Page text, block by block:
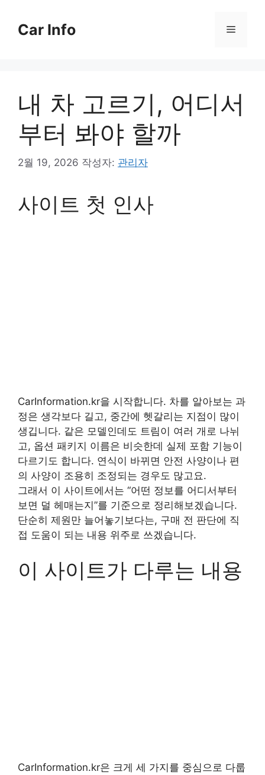
Car Info 메
내 차 고르기, 어디서
부터 봐야 할까
2월 19, 2026 작성자: 관리자
사이트 첫 인사
CarInformation.kr을 시작합니다. 차를 알아보는 과
정은 생각보다 길고, 중간에 헷갈리는 지점이 많이
생깁니다. 같은 모델인데도 트림이 여러 개로 나뉘
고, 옵션 패키지 이름은 비슷한데 실제 포함 기능이
다르기도 합니다. 연식이 바뀌면 안전 사양이나 편
의 사양이 조용히 조정되는 경우도 많고요.
그래서 이 사이트에서는 “어떤 정보를 어디서부터
보면 덜 헤매는지”를 기준으로 정리해보겠습니다.
단순히 제원만 늘어놓기보다는, 구매 전 판단에 직
접 도움이 되는 내용 위주로 쓰겠습니다.
이 사이트가 다루는 내용
CarInformation.kr은 크게 세 가지를 중심으로 다룹